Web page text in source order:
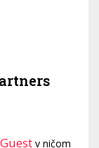
v ničom